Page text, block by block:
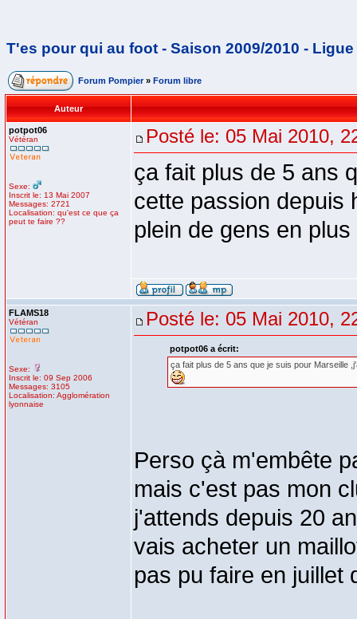
T'es pour qui au foot - Saison 2009/2010 - Ligue
Forum Pompier » Forum libre
Auteur
potpot06
Vétéran
Sexe:
Inscrit le: 13 Mai 2007
Messages: 2721
Localisation: qu'est ce que ça
peut te faire ??
Posté le: 05 Mai 2010,
ça fait plus de 5 ans
cette passion depuis
plein de gens en plus
FLAMS18
Vétéran
Sexe:
Inscrit le: 09 Sep 2006
Messages: 3105
Localisation: Agglomération
lyonnaise
Posté le: 05 Mai 2010,
potpot06 a écrit:
ça fait plus de 5 ans que je suis pour Marseille
Perso çà m'embête
mais c'est pas mon
j'attends depuis 20
vais acheter un
pas pu faire en juillet